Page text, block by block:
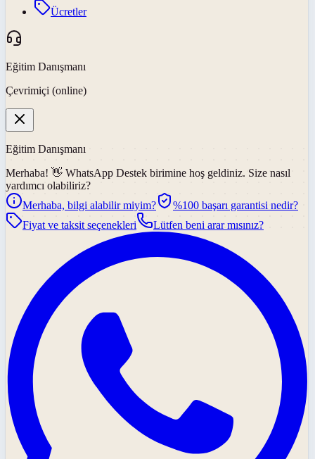
Ücretler
Eğitim Danışmanı
Çevrimiçi (online)
Eğitim Danışmanı
Merhaba! 👋 WhatsApp Destek birimine hoş geldiniz. Size nasıl
yardımcı olabiliriz?
Merhaba, bilgi alabilir miyim?
%100 başarı garantisi nedir?
Fiyat ve taksit seçenekleri
Lütfen beni arar mısınız?